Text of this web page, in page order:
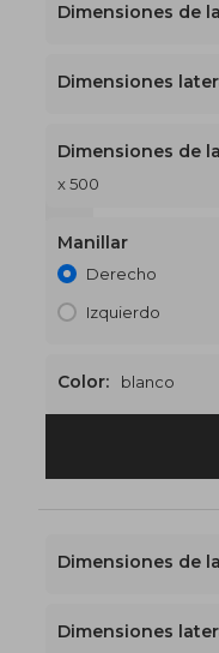
Dimensiones de
Dimensiones
Dimensiones de
x 500
Manillar
Derecho
Izquierdo
Color: blanco
Dimensiones de
Dimensiones